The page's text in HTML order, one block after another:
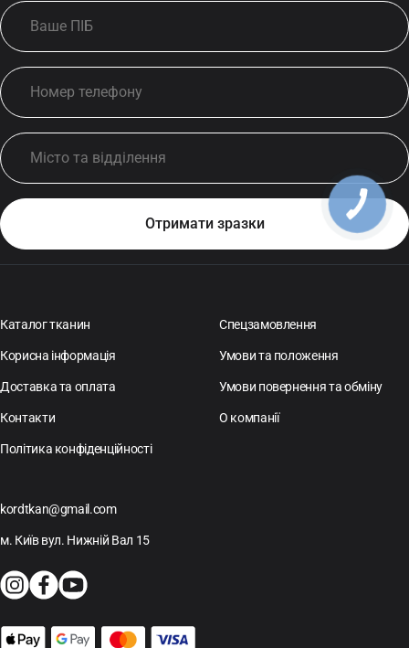
Каталог тканин Спецзамовлення
Корисна інформація Умови та положення
Доставка та оплата Умови повернення та обміну
Контакти О компанії
Політика конфіденційності
kordtkan@gmail.com
м. Київ вул. Нижній Вал 15